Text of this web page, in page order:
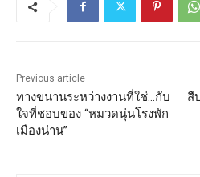
Previous article
ทางขนานระหว่างงานที่ใช่…กับ
ใจที่ชอบของ “หมวดนุ่นโรงพัก
เมืองน่าน”
สื